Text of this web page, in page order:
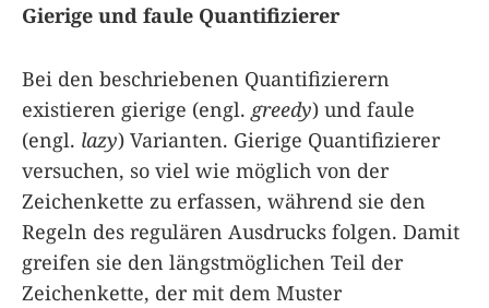
Gierige und faule Quantifizierer
Bei den beschriebenen Quantifizierern
existieren gierige (engl. greedy) und faule
(engl. lazy) Varianten. Gierige Quantifizierer
versuchen, so viel wie möglich von der
Zeichenkette zu erfassen, während sie den
Regeln des regulären Ausdrucks folgen. Damit
greifen sie den längstmöglichen Teil der
Zeichenkette, der mit dem Muster